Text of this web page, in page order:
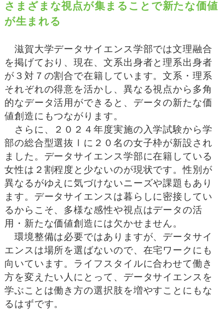
さまざまな視点が集まることで新たな価値
が生まれる
滋賀大学データサイエンス学部では文理融合
を掲げており、現在、文系出身者と理系出身者
が３対７の割合で在籍しています。文系・理系
それぞれの得意を活かし、異なる視点から多角
的なデータ活用ができると、データの新たな価
値創造にもつながります。
さらに、２０２４年度実施の入学試験から学
部の総合型選抜Ⅰに２０名の女子枠が新設され
ました。データサイエンス学部に在籍している
女性は２割程度と少ないのが現状です。性別が
異なるがゆえに気づけないニーズや課題もあり
ます。データサイエンスは暮らしに密接してい
るからこそ、多様な感性や視点はデータの活
用・新たな価値創造には欠かせません。
環境整備は必要ではありますが、データサイ
エンスは場所を選ばないので、在宅ワークにも
向いています。ライフスタイルに合わせて働き
方を変えたい人にとって、データサイエンスを
学ぶことは働き方の選択肢を増やすことにもな
るはずです。